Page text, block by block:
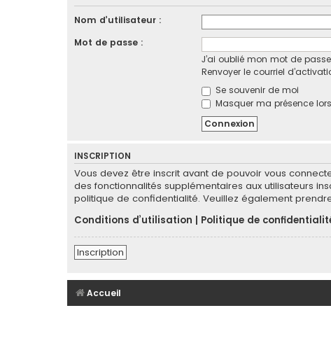
Nom d’utilisateur :
Mot de passe :
J’ai oublié mon mot de passe
Renvoyer le courriel
Se souvenir de moi
Masquer ma présence
INSCRIPTION
Vous devez être inscrit avant de pouvoir vous
des fonctionnalités supplémentaires aux utilisateurs
politique de confidentialité. Veuillez également
Conditions d’utilisation
Politique de
Inscription
Accueil